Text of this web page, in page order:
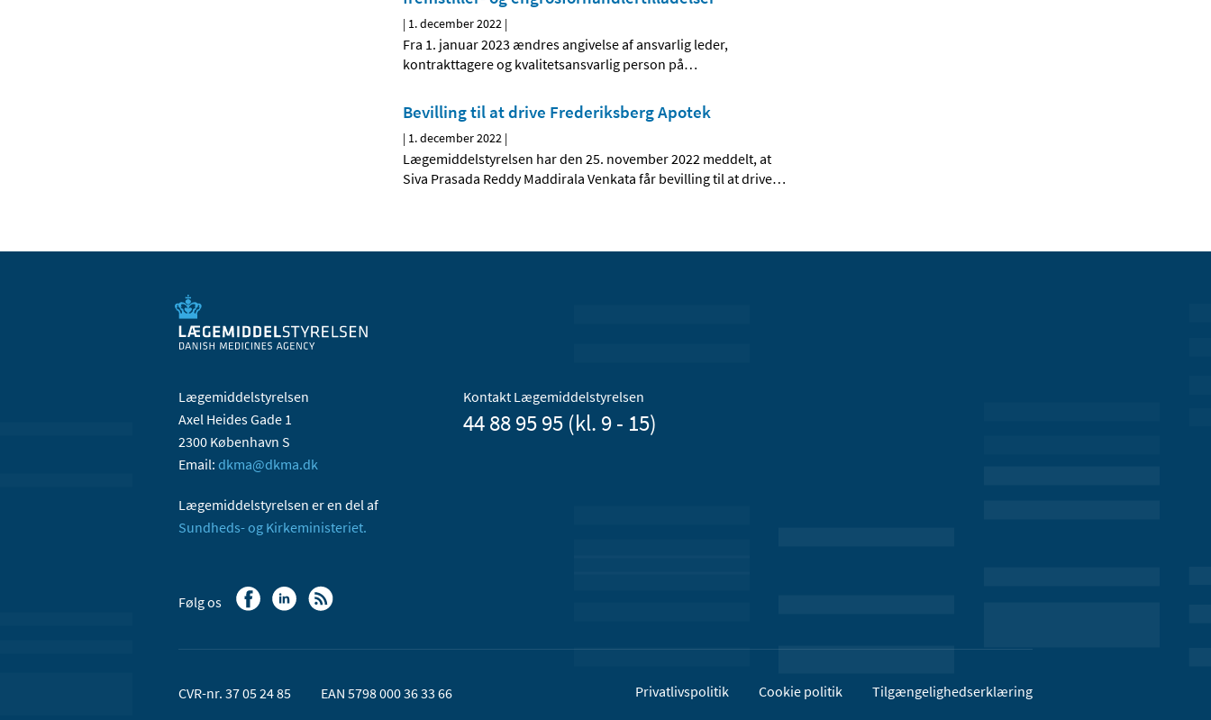
| 1. december 2022 |
Fra 1. januar 2023 ændres angivelse af ansvarlig leder,
kontrakttagere og kvalitetsansvarlig person på…
Bevilling til at drive Frederiksberg Apotek
| 1. december 2022 |
Lægemiddelstyrelsen har den 25. november 2022 meddelt, at
Siva Prasada Reddy Maddirala Venkata får bevilling til at drive…
Lægemiddelstyrelsen
Axel Heides Gade 1
2300 København S
Email: dkma@dkma.dk
Lægemiddelstyrelsen er en del af
Sundheds- og Kirkeministeriet.
Kontakt Lægemiddelstyrelsen
44 88 95 95 (kl. 9 - 15)
Følg os
CVR-nr. 37 05 24 85 EAN 5798 000 36 33 66 Privatlivspolitik Cookie politik Tilgængelighedserklæring